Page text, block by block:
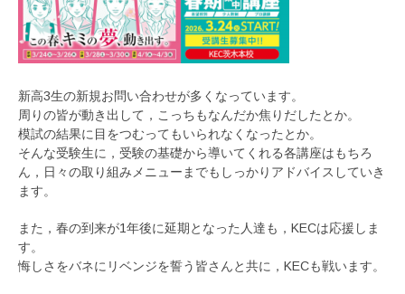
新高3生の新規お問い合わせが多くなっています。
周りの皆が動き出して，こっちもなんだか焦りだしたとか。
模試の結果に目をつむってもいられなくなったとか。
そんな受験生に，受験の基礎から導いてくれる各講座はもちろ
ん，日々の取り組みメニューまでもしっかりアドバイスしていき
ます。
また，春の到来が1年後に延期となった人達も，KECは応援しま
す。
悔しさをバネにリベンジを誓う皆さんと共に，KECも戦います。